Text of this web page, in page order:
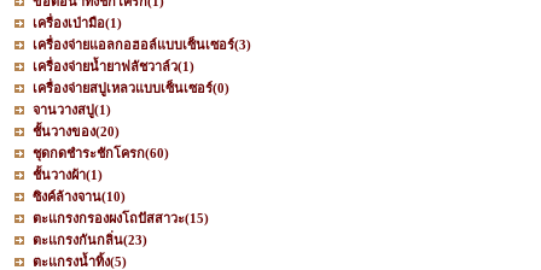
เครื่องเป่ามือ(1)
เครื่องจ่ายแอลกอฮอล์แบบเซ็นเซอร์(3)
เครื่องจ่ายน้ำยาฟลัชวาล์ว(1)
เครื่องจ่ายสบู่เหลวแบบเซ็นเซอร์(0)
จานวางสบู่(1)
ชั้นวางของ(20)
ชุดกดชำระชักโครก(60)
ชั้นวางผ้า(1)
ซิงค์ล้างจาน(10)
ตะแกรงกรองผงโถปัสสาวะ(15)
ตะแกรงกันกลิ่น(23)
ตะแกรงน้ำทิ้ง(5)